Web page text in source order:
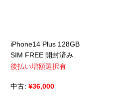
iPhone14 Plus 128GB
SIM FREE 開封済み
後払い増額選択有
中古: ¥36,000